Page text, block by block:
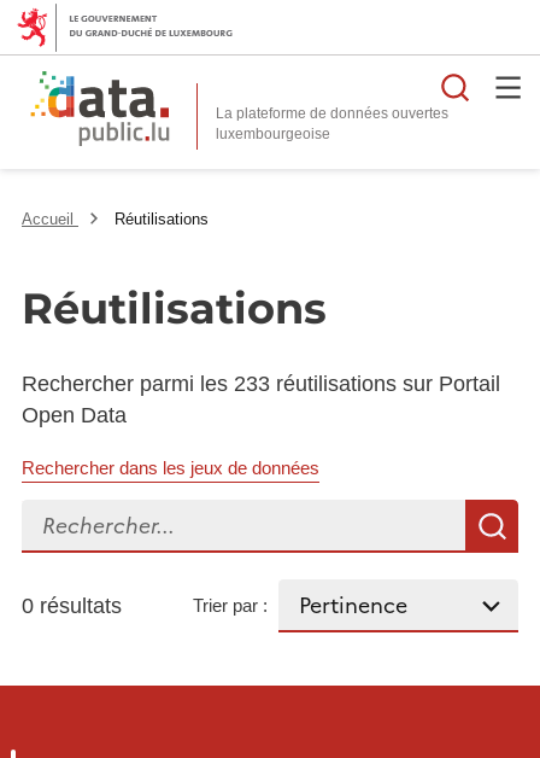
La plateforme de données ouvertes
Accueil Réutilisations
Réutilisations
Rechercher parmi les 233 réutilisations sur Portail
Open Data
Rechercher dans les jeux de données
Rechercher...
0 résultats Trier par :